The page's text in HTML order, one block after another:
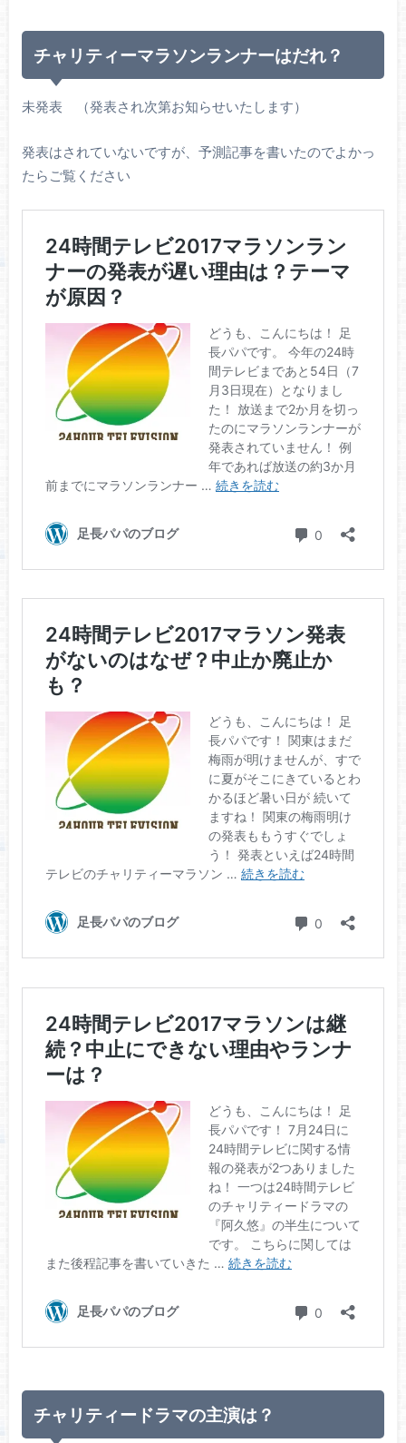
チャリティーマラソンランナーはだれ？
未発表 （発表され次第お知らせいたします）
発表はされていないですが、予測記事を書いたのでよかっ
たらご覧ください
チャリティードラマの主演は？